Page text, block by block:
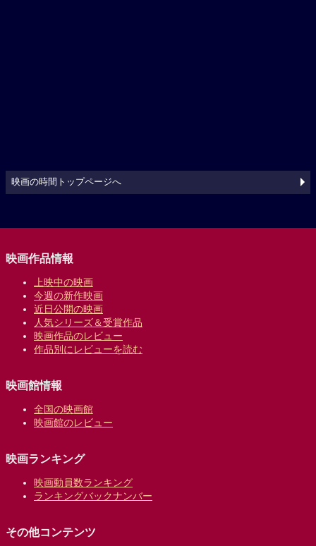
映画の時間トップページへ
映画作品情報
上映中の映画
今週の新作映画
近日公開の映画
人気シリーズ＆受賞作品
映画作品のレビュー
作品別にレビューを読む
映画館情報
全国の映画館
映画館のレビュー
映画ランキング
映画動員数ランキング
ランキングバックナンバー
その他コンテンツ